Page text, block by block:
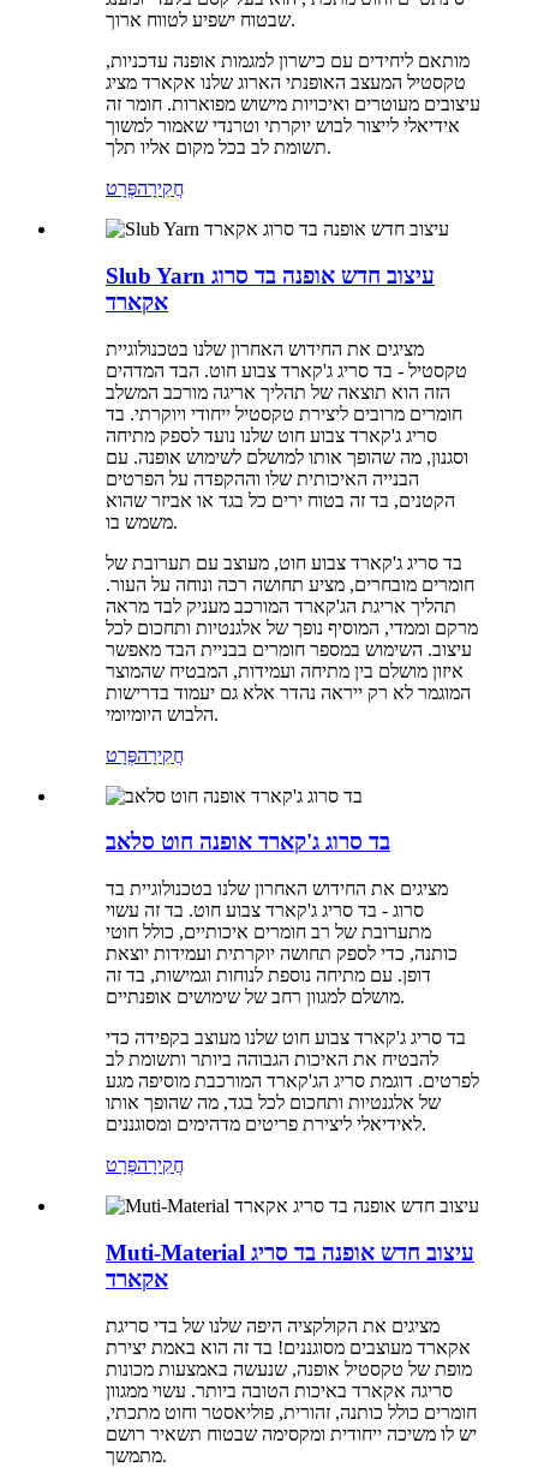
שבטוח ישפיע לטווח ארוך.
מותאם ליחידים עם כישרון למגמות אופנה עדכניות,
טקסטיל המעצב האופנתי הארוג שלנו אקארד מציג
עיצובים מעוטרים ואיכויות מישוש מפוארות. חומר זה
אידיאלי לייצור לבוש יוקרתי וטרנדי שאמור למשוך
תשומת לב בכל מקום אליו תלך.
חֲקִירָהפְּרָט
Slub Yarn עיצוב חדש אופנה בד סרוג
אקארד
מציגים את החידוש האחרון שלנו בטכנולוגיית
טקסטיל - בד סריג ג'קארד צבוע חוט. הבד המדהים
הזה הוא תוצאה של תהליך אריגה מורכב המשלב
חומרים מרובים ליצירת טקסטיל ייחודי ויוקרתי. בד
סריג ג'קארד צבוע חוט שלנו נועד לספק מתיחה
וסגנון, מה שהופך אותו למושלם לשימוש אופנה. עם
הבנייה האיכותית שלו וההקפדה על הפרטים
הקטנים, בד זה בטוח ירים כל בגד או אביזר שהוא
משמש בו.
בד סריג ג'קארד צבוע חוט, מעוצב עם תערובת של
חומרים מובחרים, מציע תחושה רכה ונוחה על העור.
תהליך אריגת הג'קארד המורכב מעניק לבד מראה
מרקם וממדי, המוסיף נופך של אלגנטיות ותחכום לכל
עיצוב. השימוש במספר חומרים בבניית הבד מאפשר
איזון מושלם בין מתיחה ועמידות, המבטיח שהמוצר
המוגמר לא רק ייראה נהדר אלא גם יעמוד בדרישות
הלבוש היומיומי.
חֲקִירָהפְּרָט
בד סרוג ג'קארד אופנה חוט סלאב
מציגים את החידוש האחרון שלנו בטכנולוגיית בד
סרוג - בד סריג ג'קארד צבוע חוט. בד זה עשוי
מתערובת של רב חומרים איכותיים, כולל חוטי
כותנה, כדי לספק תחושה יוקרתית ועמידות יוצאת
דופן. עם מתיחה נוספת לנוחות וגמישות, בד זה
מושלם למגוון רחב של שימושים אופנתיים.
בד סריג ג'קארד צבוע חוט שלנו מעוצב בקפידה כדי
להבטיח את האיכות הגבוהה ביותר ותשומת לב
לפרטים. דוגמת סריג הג'קארד המורכבת מוסיפה מגע
של אלגנטיות ותחכום לכל בגד, מה שהופך אותו
לאידיאלי ליצירת פריטים מדהימים ומסוגננים.
חֲקִירָהפְּרָט
Muti-Material עיצוב חדש אופנה בד סריג
אקארד
מציגים את הקולקציה היפה שלנו של בדי סריגת
אקארד מעוצבים מסוגננים! בד זה הוא באמת יצירת
מופת של טקסטיל אופנה, שנעשה באמצעות מכונות
סריגה אקארד באיכות הטובה ביותר. עשוי ממגוון
חומרים כולל כותנה, זהורית, פוליאסטר וחוט מתכתי,
יש לו משיכה ייחודית ומקסימה שבטוח תשאיר רושם
מתמשך.